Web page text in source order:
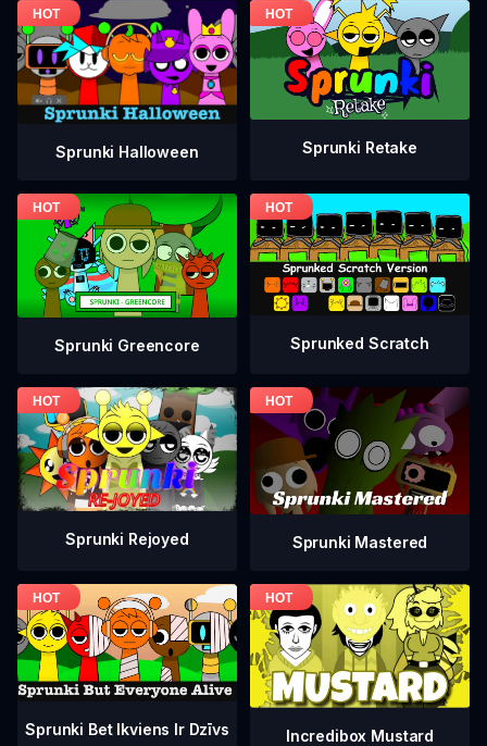
Sprunki Halloween Sprunki Retake
Sprunki Greencore Sprunked Scratch
Sprunki Rejoyed Sprunki Mastered
Sprunki Bet Ikviens Ir Dzīvs Incredibox Mustard